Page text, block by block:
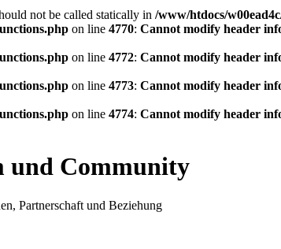
not be called statically in /www/htdocs/
on line 4770: Cannot modify header
on line 4772: Cannot modify header
on line 4773: Cannot modify header
on line 4774: Cannot modify header
und Community
Partnerschaft und Beziehung